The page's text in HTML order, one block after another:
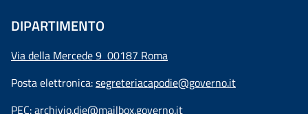
DIPARTIMENTO
Via della Mercede 9 00187 Roma
Posta elettronica:segreteriacapodie@governo.it
PEC:archivio.die@mailbox.governo.it